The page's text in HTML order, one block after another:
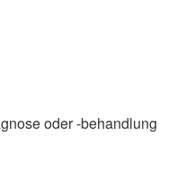
oder -behandlung